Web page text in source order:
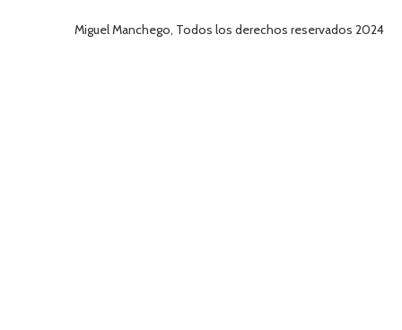
Miguel Manchego, Todos los derechos reservados 2024